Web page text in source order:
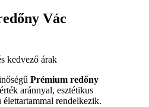
Vác
kedvező árak
Prémium redőny
aránnyal, esztétikus
élettartammal rendelkezik.